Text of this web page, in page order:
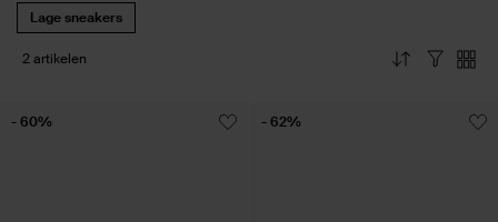
Lage sneakers
2 artikelen
- 60% - 62%